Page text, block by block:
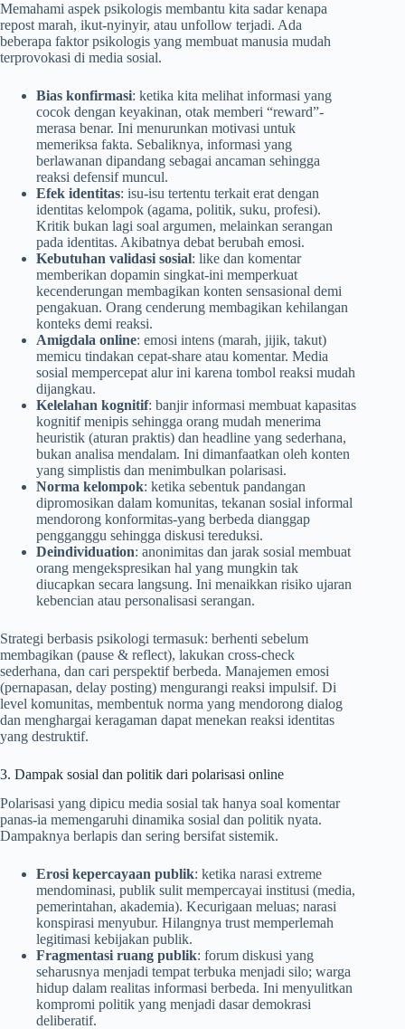
Memahami aspek psikologis membantu kita sadar kenapa
repost marah, ikut-nyinyir, atau unfollow terjadi. Ada
beberapa faktor psikologis yang membuat manusia mudah
terprovokasi di media sosial.
Bias konfirmasi: ketika kita melihat informasi yang
cocok dengan keyakinan, otak memberi “reward”-
merasa benar. Ini menurunkan motivasi untuk
memeriksa fakta. Sebaliknya, informasi yang
berlawanan dipandang sebagai ancaman sehingga
reaksi defensif muncul.
Efek identitas: isu-isu tertentu terkait erat dengan
identitas kelompok (agama, politik, suku, profesi).
Kritik bukan lagi soal argumen, melainkan serangan
pada identitas. Akibatnya debat berubah emosi.
Kebutuhan validasi sosial: like dan komentar
memberikan dopamin singkat-ini memperkuat
kecenderungan membagikan konten sensasional demi
pengakuan. Orang cenderung membagikan kehilangan
konteks demi reaksi.
Amigdala online: emosi intens (marah, jijik, takut)
memicu tindakan cepat-share atau komentar. Media
sosial mempercepat alur ini karena tombol reaksi mudah
dijangkau.
Kelelahan kognitif: banjir informasi membuat kapasitas
kognitif menipis sehingga orang mudah menerima
heuristik (aturan praktis) dan headline yang sederhana,
bukan analisa mendalam. Ini dimanfaatkan oleh konten
yang simplistis dan menimbulkan polarisasi.
Norma kelompok: ketika sebentuk pandangan
dipromosikan dalam komunitas, tekanan sosial informal
mendorong konformitas-yang berbeda dianggap
pengganggu sehingga diskusi tereduksi.
Deindividuation: anonimitas dan jarak sosial membuat
orang mengekspresikan hal yang mungkin tak
diucapkan secara langsung. Ini menaikkan risiko ujaran
kebencian atau personalisasi serangan.
Strategi berbasis psikologi termasuk: berhenti sebelum
membagikan (pause & reflect), lakukan cross-check
sederhana, dan cari perspektif berbeda. Manajemen emosi
(pernapasan, delay posting) mengurangi reaksi impulsif. Di
level komunitas, membentuk norma yang mendorong dialog
dan menghargai keragaman dapat menekan reaksi identitas
yang destruktif.
3. Dampak sosial dan politik dari polarisasi online
Polarisasi yang dipicu media sosial tak hanya soal komentar
panas-ia memengaruhi dinamika sosial dan politik nyata.
Dampaknya berlapis dan sering bersifat sistemik.
Erosi kepercayaan publik: ketika narasi extreme
mendominasi, publik sulit mempercayai institusi (media,
pemerintahan, akademia). Kecurigaan meluas; narasi
konspirasi menyubur. Hilangnya trust memperlemah
legitimasi kebijakan publik.
Fragmentasi ruang publik: forum diskusi yang
seharusnya menjadi tempat terbuka menjadi silo; warga
hidup dalam realitas informasi berbeda. Ini menyulitkan
kompromi politik yang menjadi dasar demokrasi
deliberatif.